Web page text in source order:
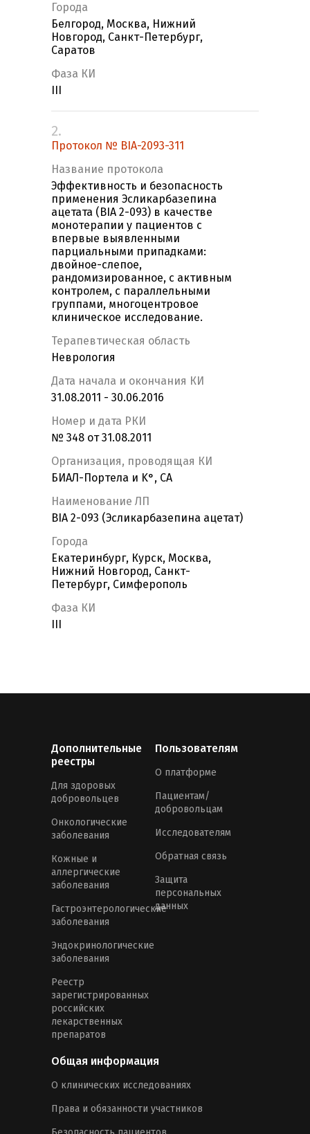
Города
Белгород, Москва, Нижний
Новгород, Санкт-Петербург,
Саратов
Фаза КИ
2.
Протокол № BIA-2093-311
Название протокола
Эффективность и безопасность
применения Эсликарбазепина
ацетата (BIA 2-093) в качестве
монотерапии у пациентов с
впервые выявленными
парциальными припадками:
двойное-слепое,
рандомизированное, с активным
контролем, с параллельными
группами, многоцентровое
клиническое исследование.
Терапевтическая область
Неврология
Дата начала и окончания КИ
31.08.2011 - 30.06.2016
Номер и дата РКИ
№ 348 от 31.08.2011
Организация, проводящая КИ
БИАЛ-Портела и K°, СА
Наименование ЛП
BIA 2-093 (Эсликарбазепина ацетат)
Города
Екатеринбург, Курск, Москва,
Нижний Новгород, Санкт-
Петербург, Симферополь
Фаза КИ
Дополнительные
реестры
Для здоровых
добровольцев
Онкологические
заболевания
Кожные и
аллергические
заболевания
Гастроэнтерологические
заболевания
Эндокринологические
заболевания
Реестр
зарегистрированных
российских
лекарственных
препаратов
Пользователям
О платформе
Пациентам/
добровольцам
Исследователям
Обратная связь
Защита
персональных
данных
Общая информация
О клинических исследованиях
Права и обязанности участников